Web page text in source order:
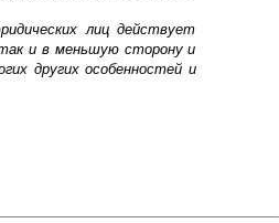
лиц действует
и в меньшую сторону и
других особенностей и